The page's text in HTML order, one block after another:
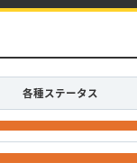
各種ステータス